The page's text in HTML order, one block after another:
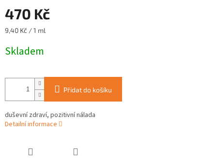
470 Kč
Měrná
9,40 Kč / 1 ml
Skladem
Přidat do košíku
duševní zdraví, pozitivní nálada
Detailní informace